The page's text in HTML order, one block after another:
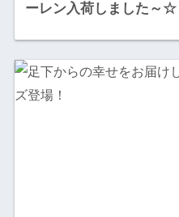
ーレン入荷しました～☆